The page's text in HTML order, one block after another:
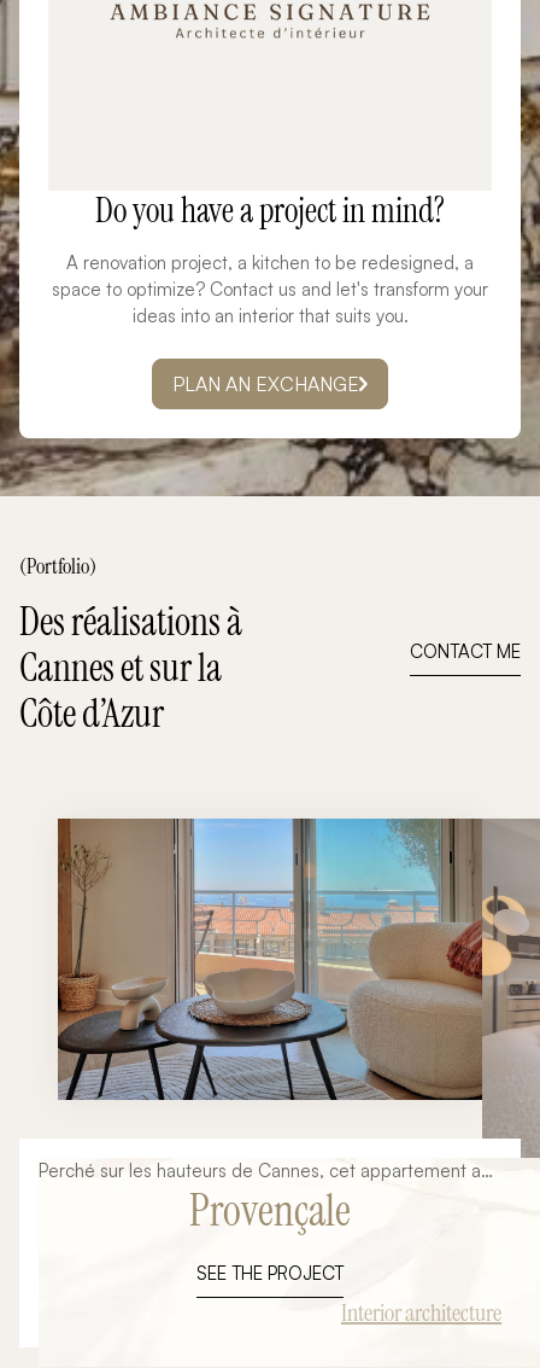
Do you have a project in mind?
A renovation project, a kitchen to be redesigned, a
space to optimize? Contact us and let's transform your
ideas into an interior that suits you.
PLAN AN EXCHANGE
(Portfolio)
Des réalisations à
Cannes et sur la
Côte d’Azur
CONTACT ME
Perché sur les hauteurs de Cannes, cet appartement a
été entièrement repensé pour révéler tout son potentiel
et sublimer sa vue exceptionnelle sur la mer.
Provençale
SEE THE PROJECT
Interior architecture